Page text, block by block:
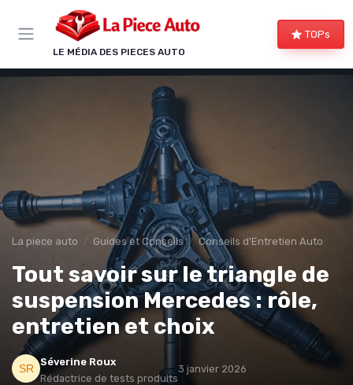
LE MÉDIA DES PIECES AUTO
TOPs
La piece auto Guides et Conseils Conseils d'Entretien Auto
Tout savoir sur le triangle de
suspension Mercedes : rôle,
entretien et choix
Séverine Roux
Rédactrice de tests produits
3 janvier 2026
Panneau de gestion des cookies